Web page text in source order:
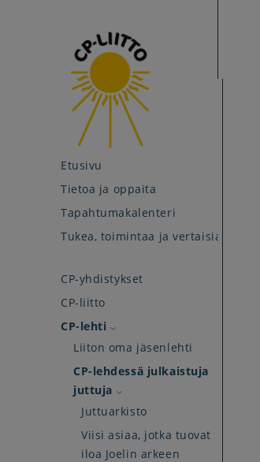
Etusivu
Tietoa ja oppaita
Tapahtumakalenteri
Tukea, toimintaa ja vertaisia
CP-yhdistykset
CP-liitto
CP-lehti
Liiton oma jäsenlehti
CP-lehdessä julkaistuja
juttuja
Juttuarkisto
Viisi asiaa, jotka tuovat
iloa Joelin arkeen